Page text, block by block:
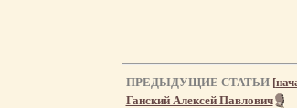
ПРЕДЫДУЩИЕ СТАТЬИ [
Ганский Алексей Павлович